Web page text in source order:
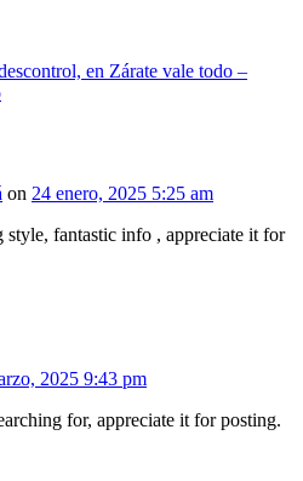
en Zárate vale todo –
on 24 enero, 2025 5:25 am
fantastic info , appreciate it for
2025 9:43 pm
for, appreciate it for posting.